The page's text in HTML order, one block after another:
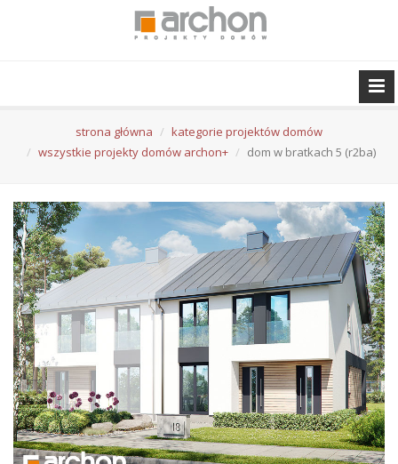
strona główna
kategorie projektów domów
wszystkie projekty domów archon+
dom w bratkach 5 (r2ba)